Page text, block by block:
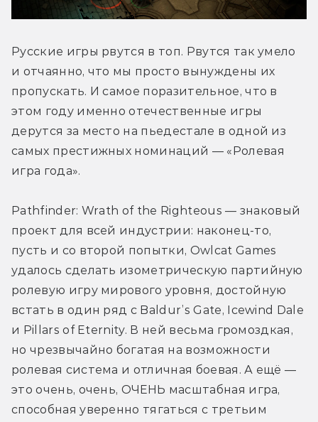
Русские игры рвутся в топ. Рвутся так умело
и отчаянно, что мы просто вынуждены их
пропускать. И самое поразительное, что в
этом году именно отечественные игры
дерутся за место на пьедестале в одной из
самых престижных номинаций — «Ролевая
игра года».
Pathfinder: Wrath of the Righteous — знаковый
проект для всей индустрии: наконец-то,
пусть и со второй попытки, Owlcat Games
удалось сделать изометрическую партийную
ролевую игру мирового уровня, достойную
встать в один ряд с Baldur’s Gate, Icewind Dale
и Pillars of Eternity. В ней весьма громоздкая,
но чрезвычайно богатая на возможности
ролевая система и отличная боевая. А ещё —
это очень, очень, ОЧЕНЬ масштабная игра,
способная уверенно тягаться с третьим